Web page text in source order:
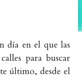
día en el que las
para buscar
último, desde el